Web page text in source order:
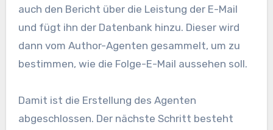
auch den Bericht über die Leistung der E-Mail
und fügt ihn der Datenbank hinzu. Dieser wird
dann vom Author-Agenten gesammelt, um zu
bestimmen, wie die Folge-E-Mail aussehen soll.
Damit ist die Erstellung des Agenten
abgeschlossen. Der nächste Schritt besteht